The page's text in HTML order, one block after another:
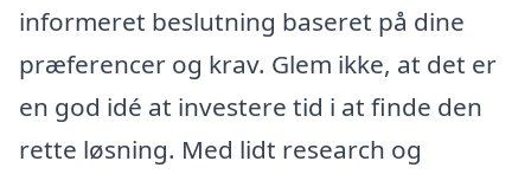
informeret beslutning baseret på dine
præferencer og krav. Glem ikke, at det er
en god idé at investere tid i at finde den
rette løsning. Med lidt research og